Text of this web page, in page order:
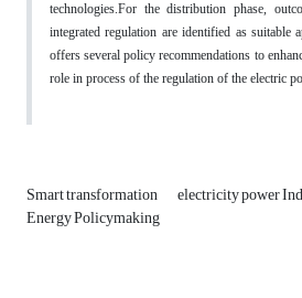
technologies.For the distribution phase,
integrated regulation are identified as suitable
offers several policy recommendations to
role in process of the regulation of the electric
Smart transformation electricity power
Energy Policymaking